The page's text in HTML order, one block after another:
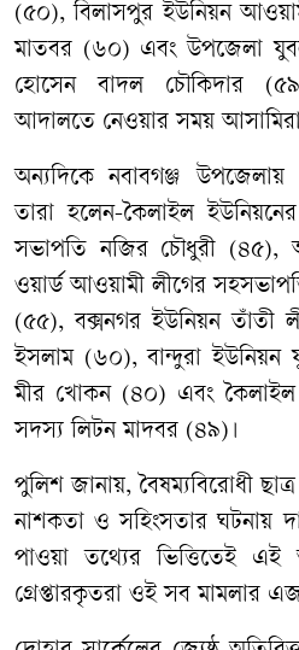
(৫০), বিলাসপুর ইউনিয়ন
মাতবর (৬০) এবং উপজেলা
হোসেন বাদল চৌকিদার
আদালতে নেওয়ার সময় আসামিরা
অন্যদিকে নবাবগঞ্জ উপজেলায়
তারা হলেন-কৈলাইল
সভাপতি নজির চৌধুরী (৪৫),
ওয়ার্ড আওয়ামী লীগের
(৫৫), বক্সনগর ইউনিয়ন তাঁতী
ইসলাম (৬০), বান্দুরা ইউনিয়ন
মীর খোকন (৪০) এবং কৈলাইল
সদস্য লিটন মাদবর (৪৯)।
পুলিশ জানায়, বৈষম্যবিরোধী
নাশকতা ও সহিংসতার ঘটনায়
পাওয়া তথ্যের ভিত্তিতেই এই
গ্রেপ্তারকৃতরা ওই সব মামলার